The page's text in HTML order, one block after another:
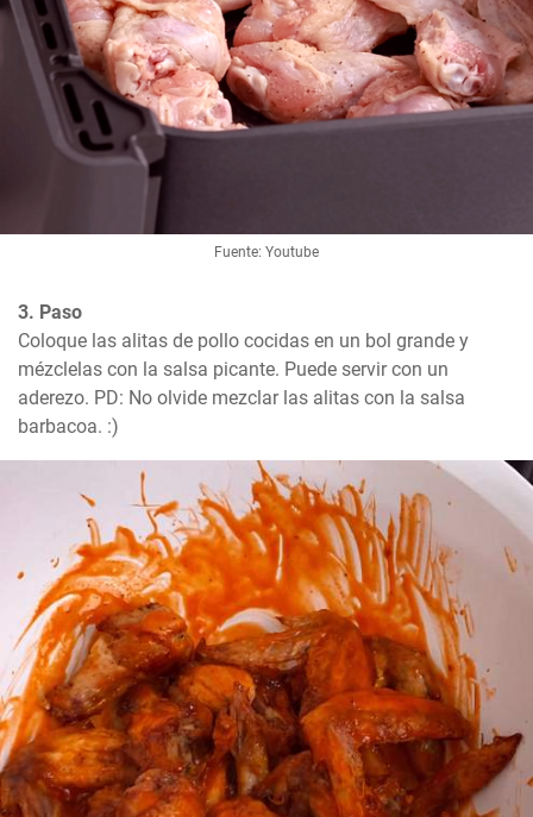
Fuente: Youtube
3. Paso
Coloque las alitas de pollo cocidas en un bol grande y
mézclelas con la salsa picante. Puede servir con un
aderezo. PD: No olvide mezclar las alitas con la salsa
barbacoa. :)